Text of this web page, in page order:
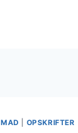
MAD OPSKRIFTER